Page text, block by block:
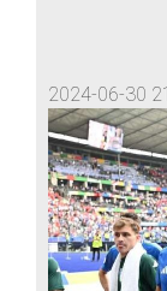
2024-06-30